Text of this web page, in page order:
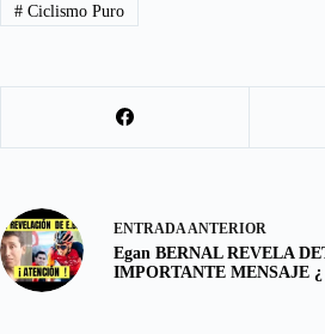
o
o
ia
#Ciclismo Puro
ENTRADAANTERIOR
Egan BERNAL REVELA
IMPORTANTE MENSAJE